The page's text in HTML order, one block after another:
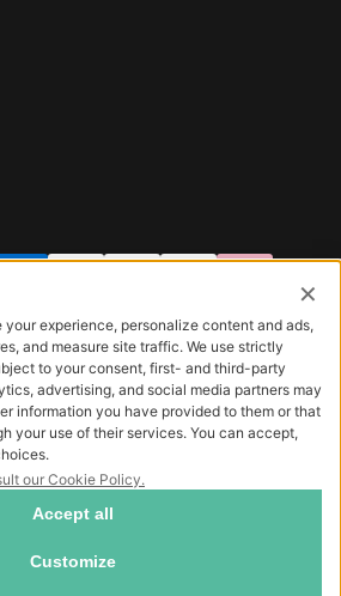
viale Lecco 77, Como (22100) - Cap. Soc.